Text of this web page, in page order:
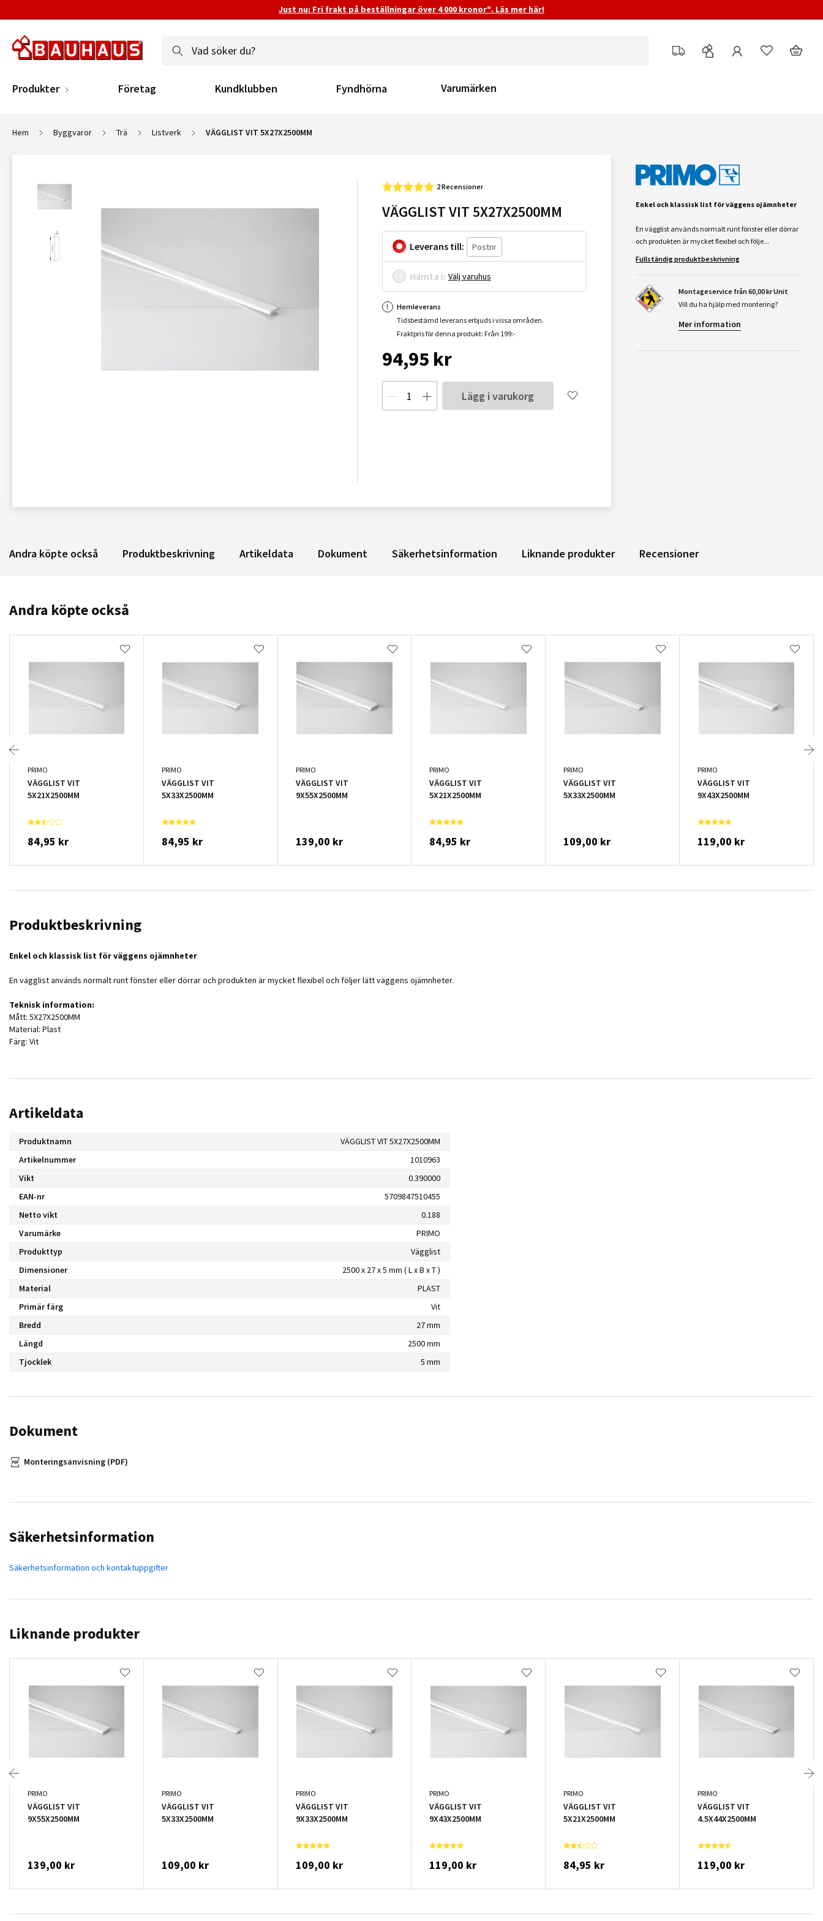
Just nu: Fri frakt på beställningar över 4 000 kronor*. Läs mer här!
Produkter Företag Kundklubben Fyndhörna Varumärken
Hem Byggvaror Trä Listverk VÄGGLIST VIT 5X27X2500MM
2 Recensioner
VÄGGLIST VIT 5X27X2500MM
Leverans till:
Hämta i: Välj varuhus
Hemleverans
Tidsbestämd leverans erbjuds i vissa områden.
Fraktpris för denna produkt: Från 199:-
94,95 kr
Lägg i varukorg
Enkel och klassisk list för väggens ojämnheter
En vägglist används normalt runt fönster eller dörrar
och produkten är mycket flexibel och följe...
Fullständig produktbeskrivning
Montageservice från 60,00 kr Unit
Vill du ha hjälp med montering?
Mer information
Andra köpte också Produktbeskrivning Artikeldata Dokument Säkerhetsinformation Liknande produkter Recensioner
Andra köpte också
PRIMO
VÄGGLIST VIT
5X21X2500MM
84,95 kr
PRIMO
VÄGGLIST VIT
5X33X2500MM
84,95 kr
PRIMO
VÄGGLIST VIT
9X55X2500MM
139,00 kr
PRIMO
VÄGGLIST VIT
5X21X2500MM
84,95 kr
PRIMO
VÄGGLIST VIT
5X33X2500MM
109,00 kr
PRIMO
VÄGGLIST VIT
9X43X2500MM
119,00 kr
Produktbeskrivning
Enkel och klassisk list för väggens ojämnheter
En vägglist används normalt runt fönster eller dörrar och produkten är mycket flexibel och följer lätt väggens ojämnheter.
Teknisk information:
Mått: 5X27X2500MM
Material: Plast
Färg: Vit
Artikeldata
Produktnamn
VÄGGLIST VIT 5X27X2500MM
Artikelnummer
1010963
Vikt
0.390000
EAN-nr
5709847510455
Netto vikt
0.188
Varumärke
PRIMO
Produkttyp
Vägglist
Dimensioner
2500 x 27 x 5 mm ( L x B x T )
Material
PLAST
Primär färg
Vit
Bredd
27 mm
Längd
2500 mm
Tjocklek
5 mm
Dokument
Monteringsanvisning (PDF)
Säkerhetsinformation
Säkerhetsinformation och kontaktuppgifter
Liknande produkter
PRIMO
VÄGGLIST VIT
9X55X2500MM
139,00 kr
PRIMO
VÄGGLIST VIT
5X33X2500MM
109,00 kr
PRIMO
VÄGGLIST VIT
9X33X2500MM
109,00 kr
PRIMO
VÄGGLIST VIT
9X43X2500MM
119,00 kr
PRIMO
VÄGGLIST VIT
5X21X2500MM
84,95 kr
PRIMO
VÄGGLIST VIT
4.5X44X2500MM
119,00 kr